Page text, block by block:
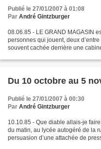
Publié le 27/01/2007 à 01:08
Par André Gintzburger
08.06.85 - LE GRAND MAGASIN
personnes qui jouent, deux
souvent cachée derrière une
Du 10 octobre au 5
Publié le 27/01/2007 à 00:30
Par André Gintzburger
10.10.85 - Que diable allais-je
du matin, au lycée autogéré de la
persuasion d’une attachée de